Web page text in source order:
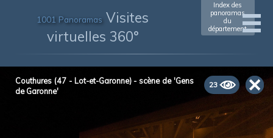
1001 Panoramas Visites
virtuelles 360°
Index des
panoramas
du
département
23
Couthures (47 - Lot-et-Garonne) - scène de 'Gens
de Garonne'